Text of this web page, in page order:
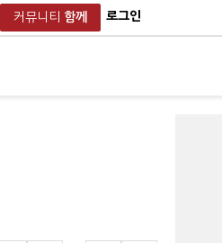
커뮤니티 함께 로그인